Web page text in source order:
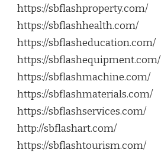
https://sbflashproperty.com/
https://sbflashhealth.com/
https://sbflasheducation.com/
https://sbflashequipment.com/
https://sbflashmachine.com/
https://sbflashmaterials.com/
https://sbflashservices.com/
http://sbflashart.com/
https://sbflashtourism.com/